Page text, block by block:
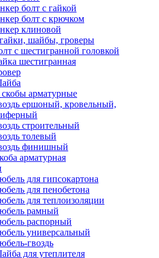
болт с гайкой
болт с крючком
клиновой
шайбы, гроверы
c шестигранной головкой
шестигранная
скобы арматурные
ершоный, кровельный,
строительный
толевый
финишный
арматурная
для гипсокартона
для пенобетона
для теплоизоляции
рамный
распорный
универсальный
гвоздь
для утеплителя